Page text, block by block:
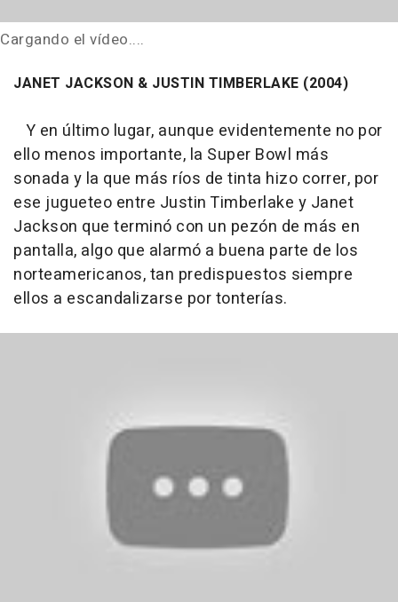
Cargando el vídeo....
JANET JACKSON & JUSTIN TIMBERLAKE (2004)
Y en último lugar, aunque evidentemente no por
ello menos importante, la Super Bowl más
sonada y la que más ríos de tinta hizo correr, por
ese jugueteo entre Justin Timberlake y Janet
Jackson que terminó con un pezón de más en
pantalla, algo que alarmó a buena parte de los
norteamericanos, tan predispuestos siempre
ellos a escandalizarse por tonterías.